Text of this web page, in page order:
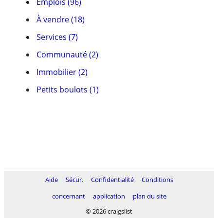
À vendre (18)
Services (7)
Communauté (2)
Immobilier (2)
Petits boulots (1)
Aide Sécur. Confidentialité
Conditions
concernant
application
plan du site
© 2026 craigslist